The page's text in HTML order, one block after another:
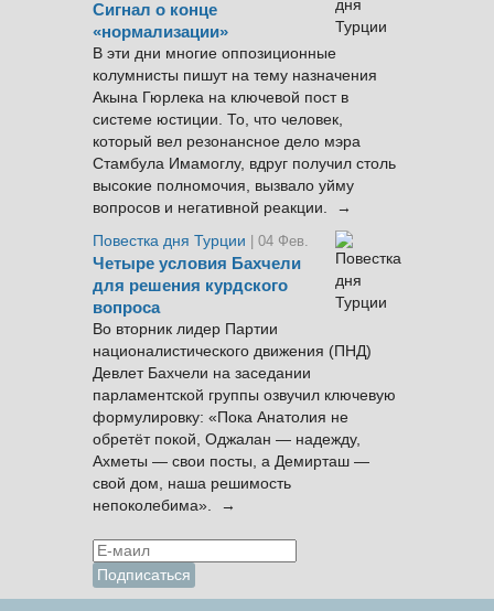
Сигнал о конце
«нормализации»
В эти дни многие оппозиционные
колумнисты пишут на тему назначения
Акына Гюрлека на ключевой пост в
системе юстиции. То, что человек,
который вел резонансное дело мэра
Стамбула Имамоглу, вдруг получил столь
высокие полномочия, вызвало уйму
вопросов и негативной реакции. →
Повестка дня Турции
| 04 Фев.
Четыре условия Бахчели
для решения курдского
вопроса
Во вторник лидер Партии
националистического движения (ПНД)
Девлет Бахчели на заседании
парламентской группы озвучил ключевую
формулировку: «Пока Анатолия не
обретёт покой, Оджалан — надежду,
Ахметы — свои посты, а Демирташ —
свой дом, наша решимость
непоколебима». →